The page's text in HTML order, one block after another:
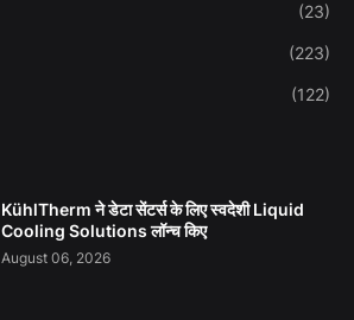
(23)
(223)
(122)
KühlTherm ने डेटा सेंटर्स के लिए स्वदेशी Liquid
Cooling Solutions लॉन्च किए
August 06, 2026